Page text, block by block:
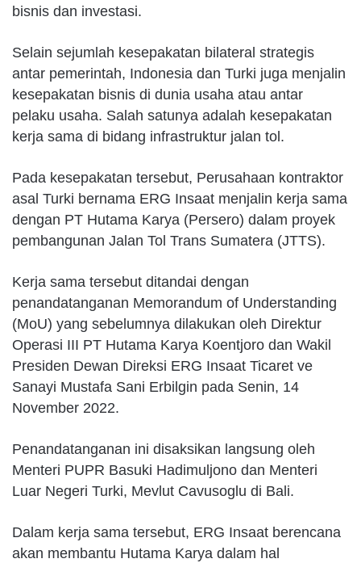
bisnis dan investasi.
Selain sejumlah kesepakatan bilateral strategis
antar pemerintah, Indonesia dan Turki juga menjalin
kesepakatan bisnis di dunia usaha atau antar
pelaku usaha. Salah satunya adalah kesepakatan
kerja sama di bidang infrastruktur jalan tol.
Pada kesepakatan tersebut, Perusahaan kontraktor
asal Turki bernama ERG Insaat menjalin kerja sama
dengan PT Hutama Karya (Persero) dalam proyek
pembangunan Jalan Tol Trans Sumatera (JTTS).
Kerja sama tersebut ditandai dengan
penandatanganan Memorandum of Understanding
(MoU) yang sebelumnya dilakukan oleh Direktur
Operasi III PT Hutama Karya Koentjoro dan Wakil
Presiden Dewan Direksi ERG Insaat Ticaret ve
Sanayi Mustafa Sani Erbilgin pada Senin, 14
November 2022.
Penandatanganan ini disaksikan langsung oleh
Menteri PUPR Basuki Hadimuljono dan Menteri
Luar Negeri Turki, Mevlut Cavusoglu di Bali.
Dalam kerja sama tersebut, ERG Insaat berencana
akan membantu Hutama Karya dalam hal